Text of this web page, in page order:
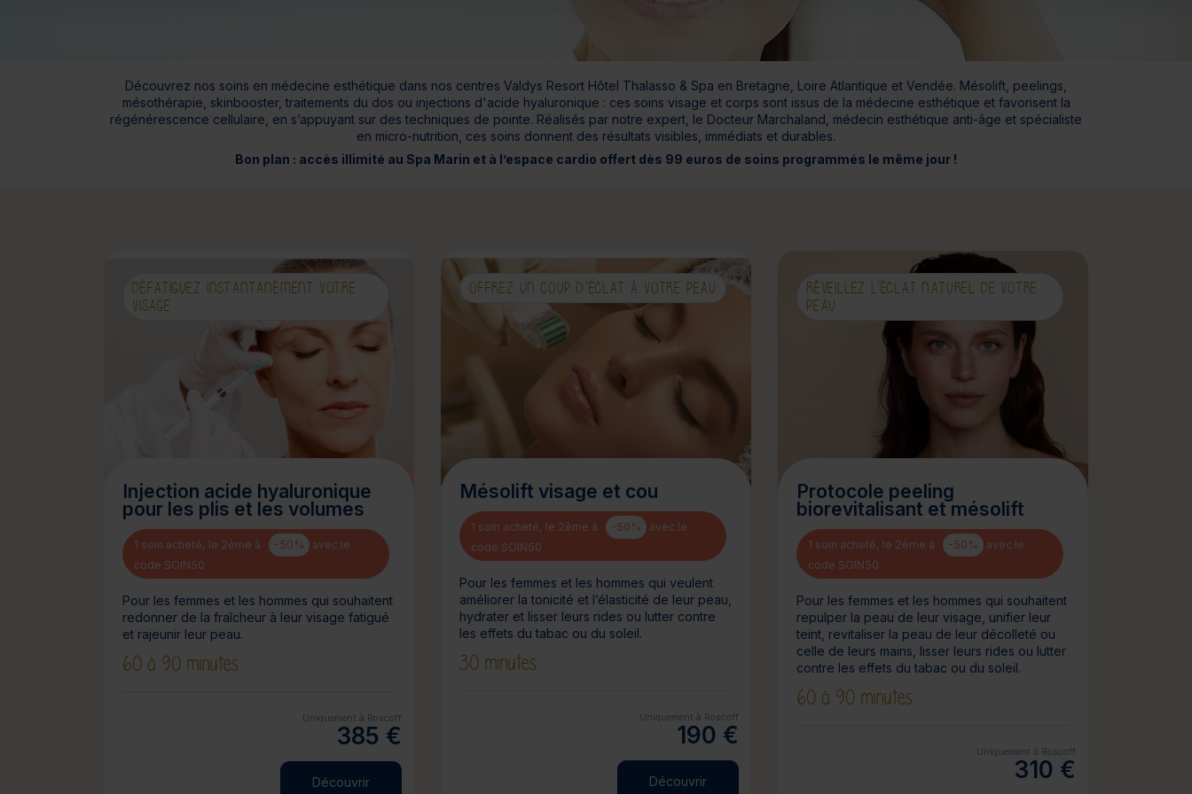
Journée détente
Découvrez nos soins en médecine esthétique dans nos centres Valdys Resort Hôtel Thalasso & Spa en Bretagne, Loire Atlantique et Vendée. Mésolift, peelings,
mésothérapie, skinbooster, traitements du dos ou injections d'acide hyaluronique : ces soins visage et corps sont issus de la médecine esthétique et favorisent la
régénérescence cellulaire, en s’appuyant sur des techniques de pointe. Réalisés par notre expert, le Docteur Marchaland, médecin esthétique anti-âge et spécialiste
en micro-nutrition, ces soins donnent des résultats visibles, immédiats et durables.
Bon plan : accès illimité au Spa Marin et à l’espace cardio offert dès 99 euros de soins programmés le même jour !
DÉFATIGUEZ INSTANTANÉMENT VOTRE
VISAGE
Injection acide hyaluronique
pour les plis et les volumes
1 soin acheté, le 2ème à -50%
avec le
code SOIN50
Pour les femmes et les hommes qui souhaitent
redonner de la fraîcheur à leur visage fatigué
et rajeunir leur peau.
60 à 90 minutes
Uniquement à Roscoff
385 €
Découvrir
OFFREZ UN COUP D’ÉCLAT À VOTRE PEAU
Mésolift visage et cou
1 soin acheté, le 2ème à -50%
avec le
code SOIN50
Pour les femmes et les hommes qui veulent
améliorer la tonicité et l’élasticité de leur peau,
hydrater et lisser leurs rides ou lutter contre
les effets du tabac ou du soleil.
30 minutes
Uniquement à Roscoff
190 €
Découvrir
RÉVEILLEZ L'ÉCLAT NATUREL DE VOTRE
PEAU
Protocole peeling
biorevitalisant et mésolift
1 soin acheté, le 2ème à -50%
avec le
code SOIN50
Pour les femmes et les hommes qui souhaitent
repulper la peau de leur visage, unifier leur
teint, revitaliser la peau de leur décolleté ou
celle de leurs mains, lisser leurs rides ou lutter
contre les effets du tabac ou du soleil.
60 à 90 minutes
Uniquement à Roscoff
310 €